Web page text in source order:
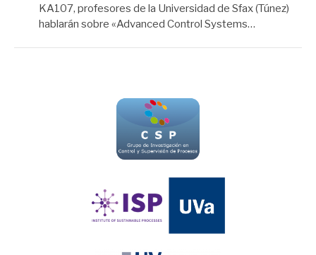
KA107, profesores de la Universidad de Sfax (Túnez)
hablarán sobre «Advanced Control Systems…